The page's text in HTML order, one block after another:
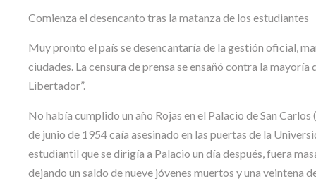
Comienza el desencanto tras la matanza de los estudiantes
Muy pronto el país se desencantaría de la gestión oficial,
ciudades. La censura de prensa se ensañó contra la
Libertador”.
No había cumplido un año Rojas en el Palacio de San
de junio de 1954 caía asesinado en las puertas de la
estudiantil que se dirigía a Palacio un día después, fuera
dejando un saldo de nueve jóvenes muertos y una veintena